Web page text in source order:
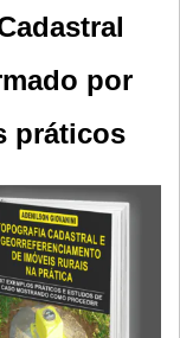
por
práticos